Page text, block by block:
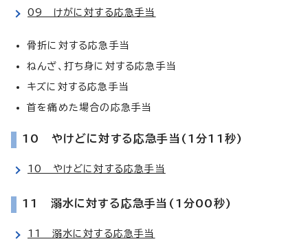
09 けがに対する応急手当
骨折に対する応急手当
ねんざ、打ち身に対する応急手当
キズに対する応急手当
首を痛めた場合の応急手当
10 やけどに対する応急手当(1分11秒)
10 やけどに対する応急手当
11 溺水に対する応急手当(1分00秒)
11 溺水に対する応急手当